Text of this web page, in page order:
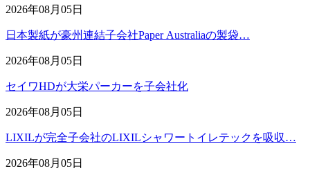
2026年08月05日
日本製紙が豪州連結子会社Paper Australiaの製袋…
2026年08月05日
セイワHDが大栄パーカーを子会社化
2026年08月05日
LIXILが完全子会社のLIXILシャワートイレテックを吸収…
2026年08月05日